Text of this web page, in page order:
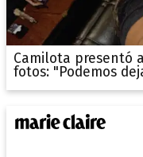
Camilota presentó
fotos: "Podemos